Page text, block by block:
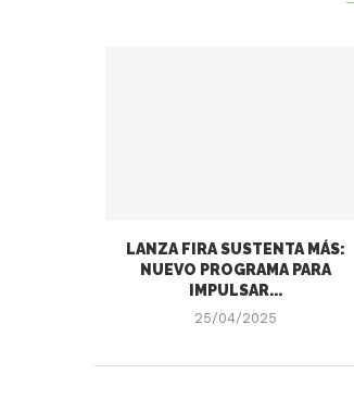
LANZA FIRA SUSTENTA MÁS:
NUEVO PROGRAMA PARA
IMPULSAR...
25/04/2025